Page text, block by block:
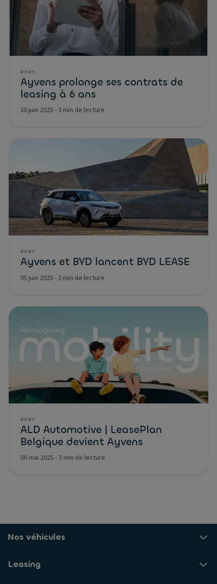
NEWS
Ayvens prolonge ses contrats de
leasing à 6 ans
30 juin 2025 -3 min de lecture
NEWS
Ayvens et BYD lancent BYD LEASE
05 juin 2025 - 2 min de lecture
NEWS
ALD Automotive | LeasePlan
Belgique devient Ayvens
06 mai 2025 -3 min de lecture
Nos véhicules
Leasing